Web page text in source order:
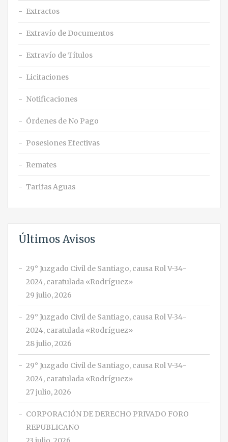
Extractos
Extravío de Documentos
Extravío de Títulos
Licitaciones
Notificaciones
Órdenes de No Pago
Posesiones Efectivas
Remates
Tarifas Aguas
Últimos Avisos
29° Juzgado Civil de Santiago, causa Rol V-34-
2024, caratulada «Rodríguez»
29 julio, 2026
29° Juzgado Civil de Santiago, causa Rol V-34-
2024, caratulada «Rodríguez»
28 julio, 2026
29° Juzgado Civil de Santiago, causa Rol V-34-
2024, caratulada «Rodríguez»
27 julio, 2026
CORPORACIÓN DE DERECHO PRIVADO FORO
REPUBLICANO